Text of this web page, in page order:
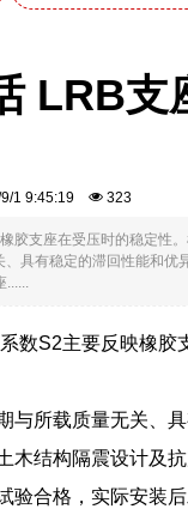
LRB支
1 9:45:19 323
支座在受压时的稳定性
具有稳定的滞回性能和优
......
数S2主要反映橡胶
所载质量无关、
结构隔震设计及抗
合格，实际安装